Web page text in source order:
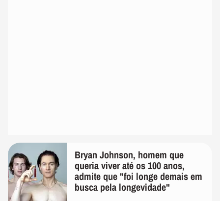
Bryan Johnson, homem que
queria viver até os 100 anos,
admite que "foi longe demais em
busca pela longevidade"